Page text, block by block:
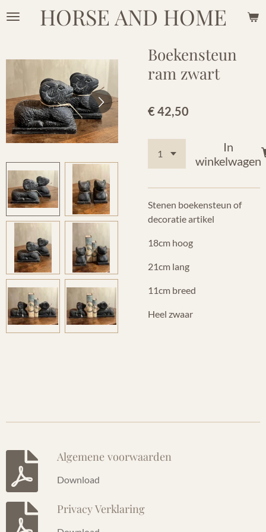
Ga
HORSE AND HOME
Boekensteun
ram zwart
€ 42,50
In
winkelwagen
Stenen boekensteun of
decoratie artikel
18cm hoog
21cm lang
11cm breed
Heel zwaar
Algemene voorwaarden
Download
Privacy Verklaring